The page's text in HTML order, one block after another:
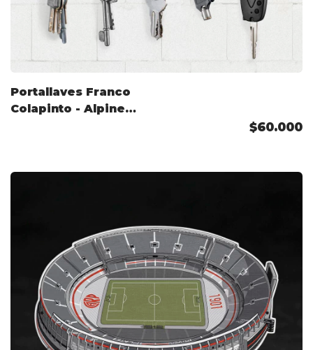
Portallaves Franco
Colapinto - Alpine
$60.000